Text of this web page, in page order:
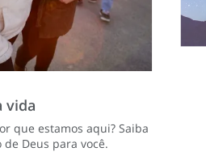
vida
que estamos aqui? Saiba
Deus para você.